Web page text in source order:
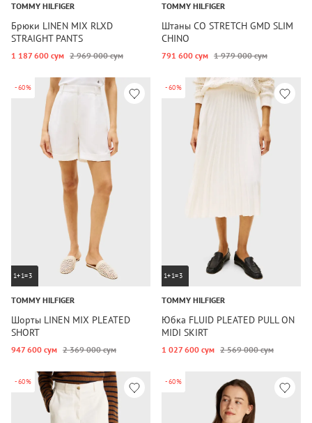
TOMMY HILFIGER
Брюки LINEN MIX RLXD
STRAIGHT PANTS
1 187 600 сум 2 969 000 сум
TOMMY HILFIGER
Штаны CO STRETCH GMD SLIM
CHINO
791 600 сум 1 979 000 сум
-60%
1+1=3
TOMMY HILFIGER
Шорты LINEN MIX PLEATED
SHORT
947 600 сум 2 369 000 сум
-60%
1+1=3
TOMMY HILFIGER
Юбка FLUID PLEATED PULL ON
MIDI SKIRT
1 027 600 сум 2 569 000 сум
-60% -60%